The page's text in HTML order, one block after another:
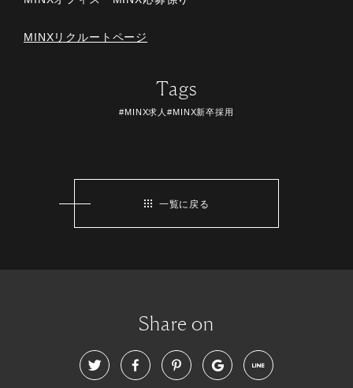
MINXリクルートページ
Tags
#MINX求人#MINX新卒採用
一覧に戻る
Share on